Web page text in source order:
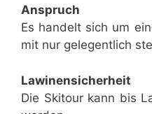
Anspruch
Es handelt sich um
mit nur gelegentlich
Lawinensicherheit
Die Skitour kann bis